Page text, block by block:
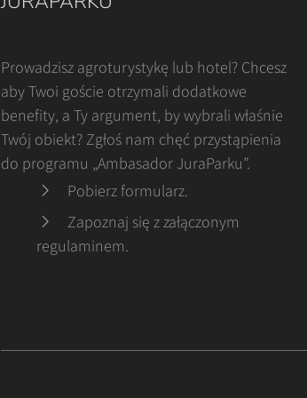
Prowadzisz agroturystykę lub hotel? Chcesz
aby Twoi goście otrzymali dodatkowe
benefity, a Ty argument, by wybrali właśnie
Twój obiekt? Zgłoś nam chęć przystąpienia
do programu „Ambasador JuraParku”.
Pobierz formularz.
Zapoznaj się z załączonym
regulaminem.